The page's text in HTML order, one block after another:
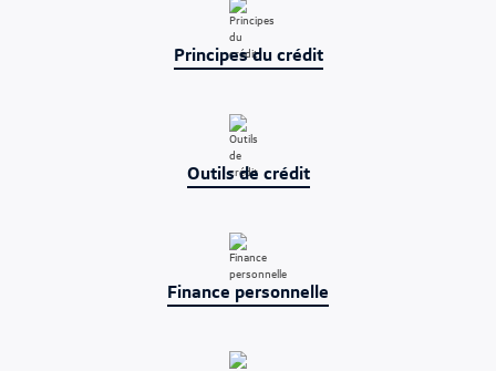
Principes du crédit
Outils de crédit
Finance personnelle